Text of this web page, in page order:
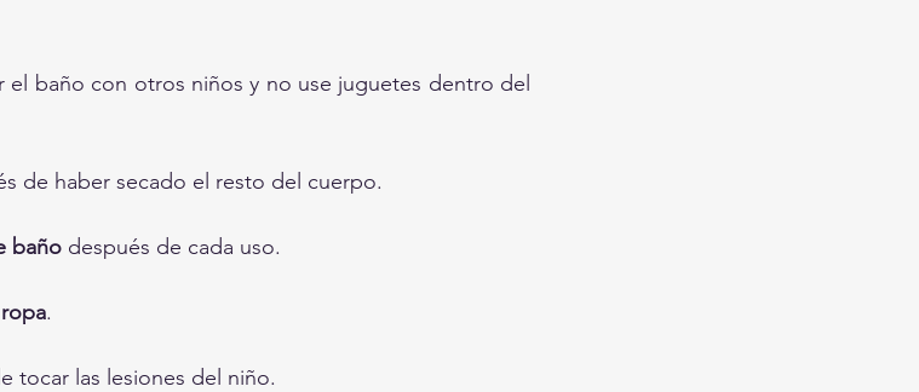
el baño con otros niños y no use juguetes dentro del
de haber secado el resto del cuerpo.
baño después de cada uso.
.
tocar las lesiones del niño.